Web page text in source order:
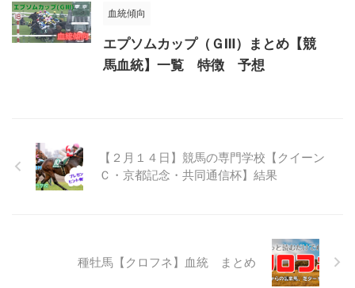
血統傾向
エプソムカップ（ＧⅢ）まとめ【競
馬血統】一覧 特徴 予想
【２月１４日】競馬の専門学校【クイーン
Ｃ・京都記念・共同通信杯】結果
種牡馬【クロフネ】血統 まとめ